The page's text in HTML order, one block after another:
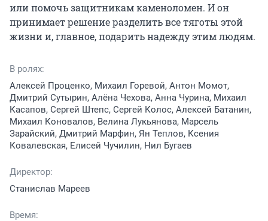
или помочь защитникам каменоломен. И он
принимает решение разделить все тяготы этой
жизни и, главное, подарить надежду этим людям.
В ролях:
Алексей Проценко, Михаил Горевой, Антон Момот,
Дмитрий Сутырин, Алёна Чехова, Анна Чурина, Михаил
Касапов, Сергей Штепс, Сергей Колос, Алексей Батанин,
Михаил Коновалов, Велина Лукьянова, Марсель
Зарайский, Дмитрий Марфин, Ян Теплов, Ксения
Ковалевская, Елисей Чучилин, Нил Бугаев
Директор:
Станислав Мареев
Время: